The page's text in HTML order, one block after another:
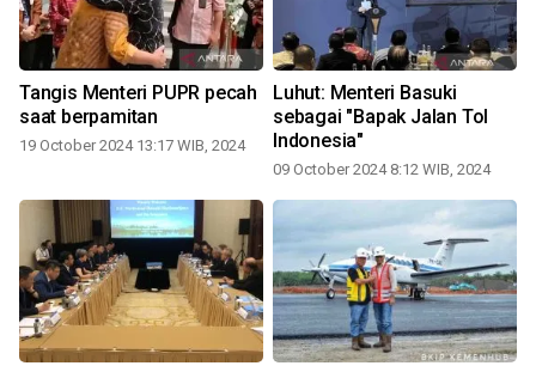
Tangis Menteri PUPR pecah
saat berpamitan
19 October 2024 13:17 WIB, 2024
Luhut: Menteri Basuki
sebagai "Bapak Jalan Tol
Indonesia"
09 October 2024 8:12 WIB, 2024